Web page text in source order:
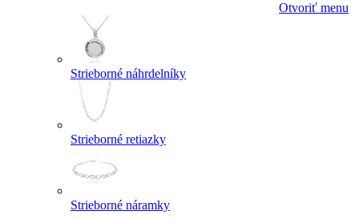
Otvoriť menu
Strieborné náhrdelníky
Strieborné retiazky
Strieborné náramky